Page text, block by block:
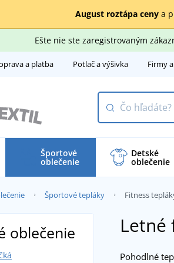
August roztápa cenya
Ešte nie ste zaregistrovaným
a platba Potlač a výšivka Firmy
Športové
oblečenie
Detské
oblečenie
Športové tepláky Fitness
Letné
Pohodlné
oblečenie